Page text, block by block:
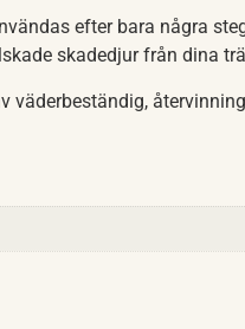
efter bara några
skadedjur från dina
väderbeständig,